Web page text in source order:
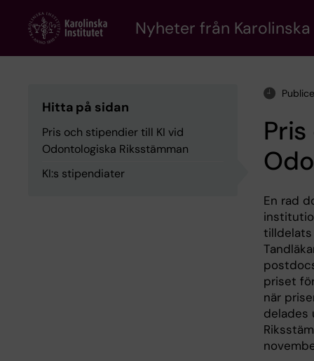
content
Nyheter från
Hitta på sidan
Pris och stipendier till KI vid
Odontologiska Riksstämman
KI:s stipendiater
En rad
priset
när
delades